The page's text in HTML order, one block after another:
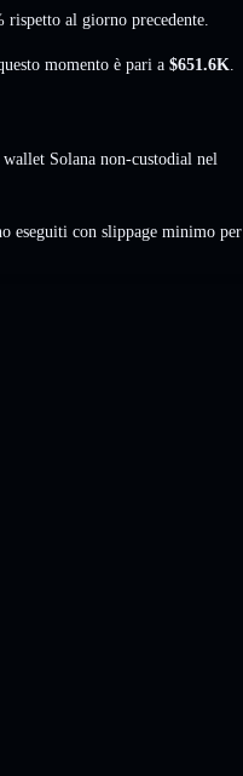
rispetto al giorno precedente.
momento è pari a $651.6K
Solana non-custodial nel
eseguiti con slippage minimo per